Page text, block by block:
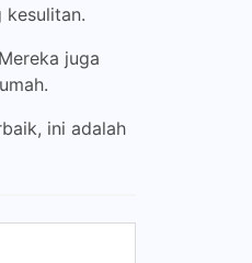
kesulitan.
juga
ini adalah